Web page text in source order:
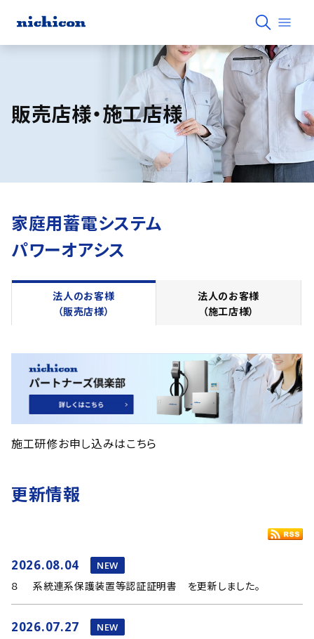
販売店様・施工店様
家庭用蓄電システム
パワーオアシス
法人のお客様
（販売店様）
法人のお客様
（施工店様）
施工研修お申し込みはこちら
更新情報
2026.08.04 NEW
８ 系統連系保護装置等認証証明書 を更新しました。
2026.07.27 NEW